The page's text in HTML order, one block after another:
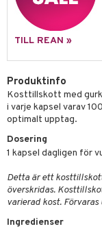
TILL REAN »
Produktinfo
Kosttillskott med
i varje kapsel varav
optimalt upptag.
Dosering
1 kapsel dagligen för
Detta är ett
överskridas.
varierad kost.
Ingredienser
buljong
fot
dusch & tvål
K
svar